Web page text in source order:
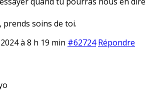
prends soins de toi.
à 8 h 19 min #62724 Répondre